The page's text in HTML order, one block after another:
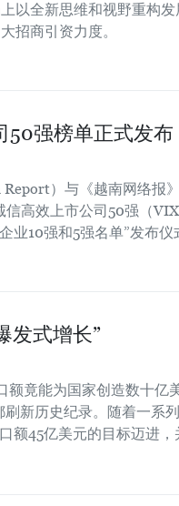
以全新思维和视野重构发
招商引资力度。
50强榜单正式发布
）与《越南网络报》
信高效上市公司50强（
业10强和5强名单”发布仪
发式增长”
额竟能为国家创造数十亿
新历史纪录。随着一系
额45亿美元的目标迈进，